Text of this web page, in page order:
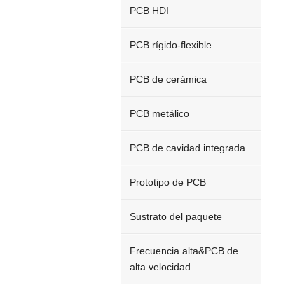
PCB HDI
PCB rígido-flexible
PCB de cerámica
PCB metálico
PCB de cavidad integrada
Prototipo de PCB
Sustrato del paquete
Frecuencia alta&PCB de
alta velocidad